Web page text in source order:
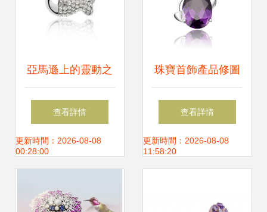
亞馬遜上的靈動之
選 探索銀魚主題項
鏈與吊墜的魅力
查看詳情
更新時間：2026-08-08
00:28:00
珠寶首飾產品修圖
精湛工藝，璀璨呈
現
查看詳情
更新時間：2026-08-08
11:58:20